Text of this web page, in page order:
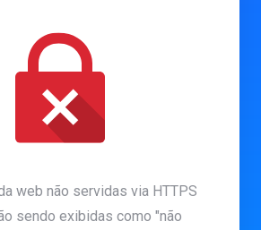
web não servidas via HTTPS
sendo exibidas como "não